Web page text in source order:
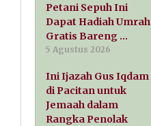
Petani Sepuh Ini
Dapat Hadiah Umrah
Gratis Bareng …
5 Agustus 2026
Ini Ijazah Gus Iqdam
di Pacitan untuk
Jemaah dalam
Rangka Penolak